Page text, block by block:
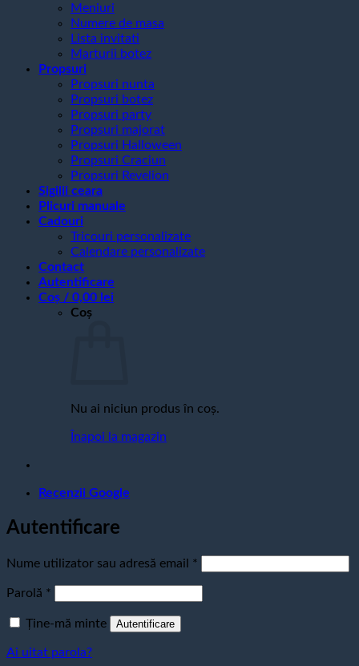
Meniuri
Numere de masa
Lista invitati
Marturii botez
Propsuri
Propsuri nunta
Propsuri botez
Propsuri party
Propsuri majorat
Propsuri Halloween
Propsuri Craciun
Propsuri Revelion
Sigilii ceara
Plicuri manuale
Cadouri
Tricouri personalizate
Calendare personalizate
Contact
Autentificare
Coș / 0,00 lei
Coș
Nu ai niciun produs în coș.
Înapoi la magazin
Recenzii Google
Autentificare
Nume utilizator sau adresă email *
Parolă *
Ține-mă minte Autentificare
Ai uitat parola?